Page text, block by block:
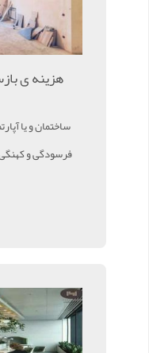
هزینه ی
ساختمان و یا
فرسودگی و